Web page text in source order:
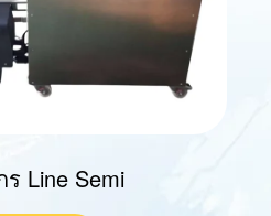
ร Line Semi